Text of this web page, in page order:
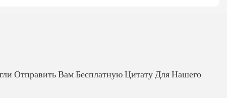
Отправить Вам Бесплатную Цитату Для Нашего